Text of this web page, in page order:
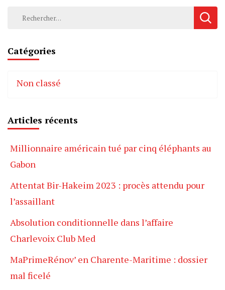
Rechercher :
Catégories
Non classé
Articles récents
Millionnaire américain tué par cinq éléphants au
Gabon
Attentat Bir-Hakeim 2023 : procès attendu pour
l’assaillant
Absolution conditionnelle dans l’affaire
Charlevoix Club Med
MaPrimeRénov’ en Charente-Maritime : dossier
mal ficelé